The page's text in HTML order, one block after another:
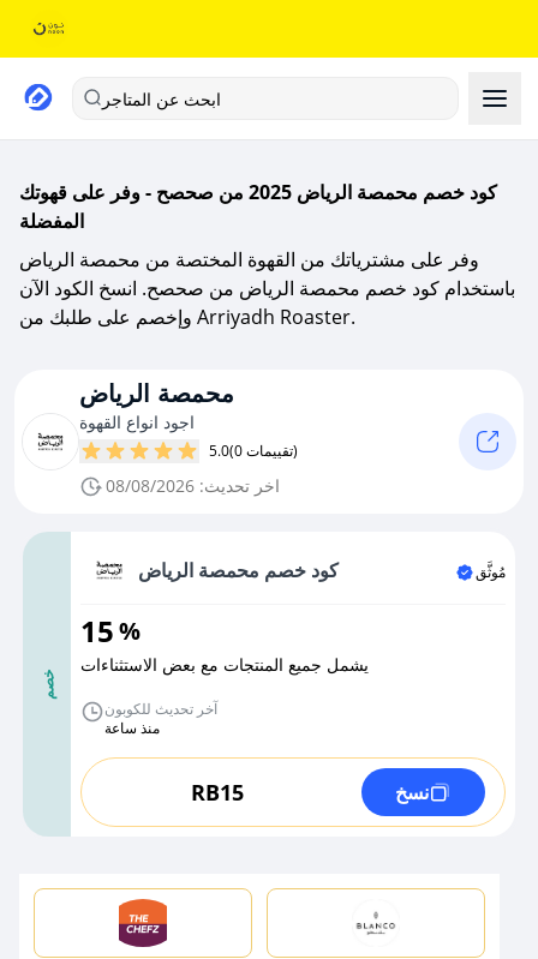
ابحث عن المتاجر
كود خصم محمصة الرياض 2025 من صحصح - وفر على قهوتك
المفضلة
وفر على مشترياتك من القهوة المختصة من محمصة الرياض
باستخدام كود خصم محمصة الرياض من صحصح. انسخ الكود الآن
وإخصم على طلبك من Arriyadh Roaster.
محمصة الرياض
اجود انواع القهوة
5.0 (0 تقييمات)
اخر تحديث: 08/08/2026
خصم
كود خصم محمصة الرياض مُوثَّق
15%
يشمل جميع المنتجات مع بعض الاستثناءات
آخر تحديث للكوبون
منذ ساعة
RB15 نسخ